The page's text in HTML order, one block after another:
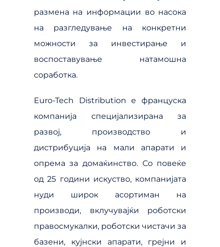
размена на информации во насока
на разгледување на конкретни
можности за инвестирање и
воспоставување натамошна
соработка.
Euro-Tech Distribution е француска
компанија специјализирана за
развој, производство и
дистрибуција на мали апарати и
опрема за домаќинство. Со повеќе
од 25 години искуство, компанијата
нуди широк асортиман на
производи, вклучувајќи роботски
правосмукалки, роботски чистачи за
базени, кујнски апарати, грејни и